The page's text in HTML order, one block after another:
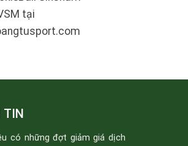
tại
TIN
có những đợt giảm giá dịch